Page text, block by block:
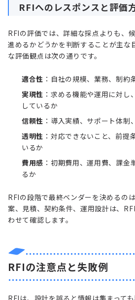
RFIへのレスポンスと評価
RFIの評価では、詳細な採点よりも、
進めるかどうかを判断することが主な
な評価観点は次の通りです。
適合性 ：自社の規模、業務、制約
実現性 ：求める機能や運用に対
しているか
信頼性 ：導入実績、サポート体制
透明性 ：対応できないこと、前提
いるか
費用感 ：初期費用、運用費、課金
るか
RFIの段階で最終ベンダーを決めるの
案、見積、契約条件、運用設計は、
わせて確認します。
RFIの注意点と失敗例